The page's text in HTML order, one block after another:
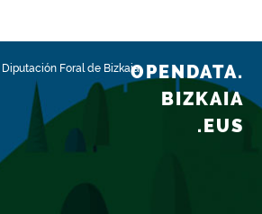
Diputación Foral de BizkaiaOPENDATA.
BIZKAIA
.EUS